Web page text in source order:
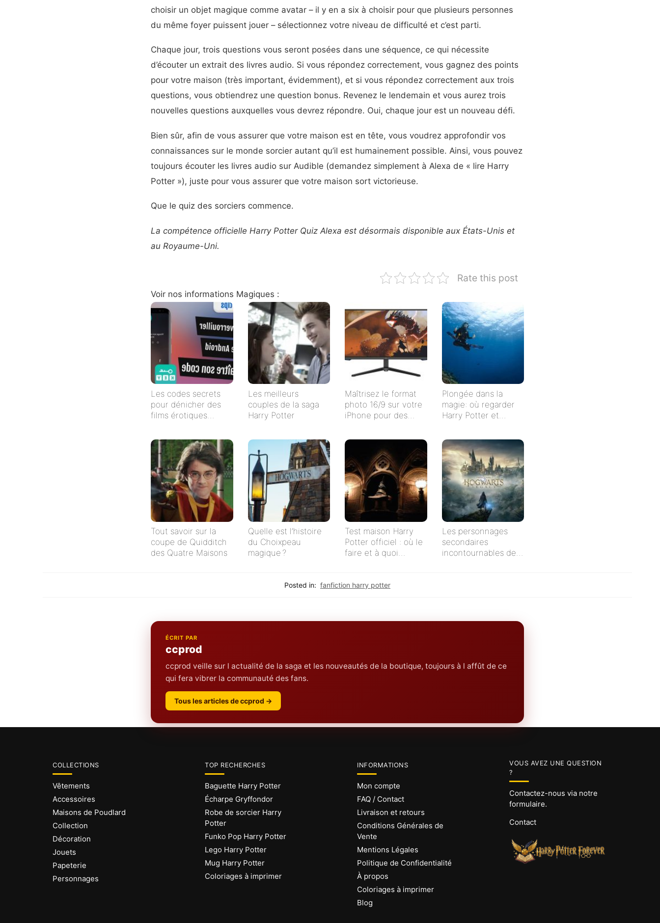
choisir un objet magique comme avatar – il y en a six à choisir pour que plusieurs personnes
du même foyer puissent jouer – sélectionnez votre niveau de difficulté et c’est parti.
Chaque jour, trois questions vous seront posées dans une séquence, ce qui nécessite
d’écouter un extrait des livres audio. Si vous répondez correctement, vous gagnez des points
pour votre maison (très important, évidemment), et si vous répondez correctement aux trois
questions, vous obtiendrez une question bonus. Revenez le lendemain et vous aurez trois
nouvelles questions auxquelles vous devrez répondre. Oui, chaque jour est un nouveau défi.
Bien sûr, afin de vous assurer que votre maison est en tête, vous voudrez approfondir vos
connaissances sur le monde sorcier autant qu’il est humainement possible. Ainsi, vous pouvez
toujours écouter les livres audio sur Audible (demandez simplement à Alexa de « lire Harry
Potter »), juste pour vous assurer que votre maison sort victorieuse.
Que le quiz des sorciers commence.
La compétence officielle Harry Potter Quiz Alexa est désormais disponible aux États-Unis et
au Royaume-Uni.
Rate this post
Voir nos informations Magiques :
Les codes secrets
pour dénicher des
films érotiques
Les meilleurs
couples de la saga
Harry Potter
Maîtrisez le format
photo 16/9 sur votre
iPhone pour des
Plongée dans la
magie: où regarder
Harry Potter et
français ?
Tout savoir sur la
coupe de Quidditch
des Quatre Maisons
Quelle est l’histoire
du Choixpeau
magique ?
Test maison Harry
Potter officiel : où le
faire et à quoi
Les personnages
secondaires
incontournables de
Posted in: fanfiction harry potter
ÉCRIT PAR
ccprod
ccprod veille sur l actualité de la saga et les nouveautés de la boutique, toujours à l affût de ce
qui fera vibrer la communauté des fans.
Tous les articles de ccprod →
COLLECTIONS
Vêtements
Accessoires
Maisons de Poudlard
Collection
Décoration
Jouets
Papeterie
Personnages
TOP RECHERCHES
Baguette Harry Potter
Écharpe Gryffondor
Robe de sorcier Harry
Potter
Funko Pop Harry Potter
Lego Harry Potter
Mug Harry Potter
Coloriages à imprimer
INFORMATIONS
Mon compte
FAQ / Contact
Livraison et retours
Conditions Générales de
Vente
Mentions Légales
Politique de Confidentialité
À propos
Coloriages à imprimer
Blog
VOUS AVEZ UNE QUESTION
?
Contactez-nous via notre
formulaire.
Contact